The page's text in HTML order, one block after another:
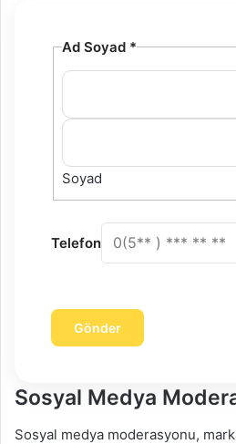
Ad Soyad *
Soyad
Telefon
Gönder
Sosyal Medya
Sosyal medya moderasyonu,